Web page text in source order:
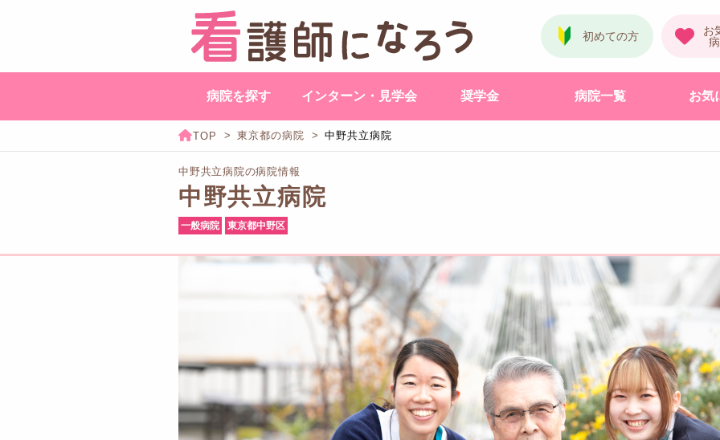
病院を探す インターン・見学会 奨学金 病院一覧 お気
東京都の病院 中野共立病院
中野共立病院の病院情報
中野共立病院
一般病院 東京都中野区